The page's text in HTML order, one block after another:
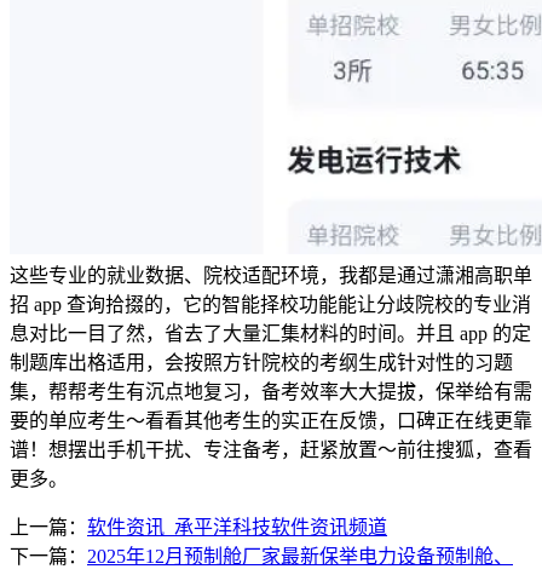
这些专业的就业数据、院校适配环境，我都是通过潇湘高职单
招 app 查询拾掇的，它的智能择校功能能让分歧院校的专业消
息对比一目了然，省去了大量汇集材料的时间。并且 app 的定
制题库出格适用，会按照方针院校的考纲生成针对性的习题
集，帮帮考生有沉点地复习，备考效率大大提拔，保举给有需
要的单应考生～看看其他考生的实正在反馈，口碑正在线更靠
谱！想摆出手机干扰、专注备考，赶紧放置～前往搜狐，查看
更多。
上一篇： 软件资讯_承平洋科技软件资讯频道
下一篇： 2025年12月预制舱厂家最新保举电力设备预制舱、